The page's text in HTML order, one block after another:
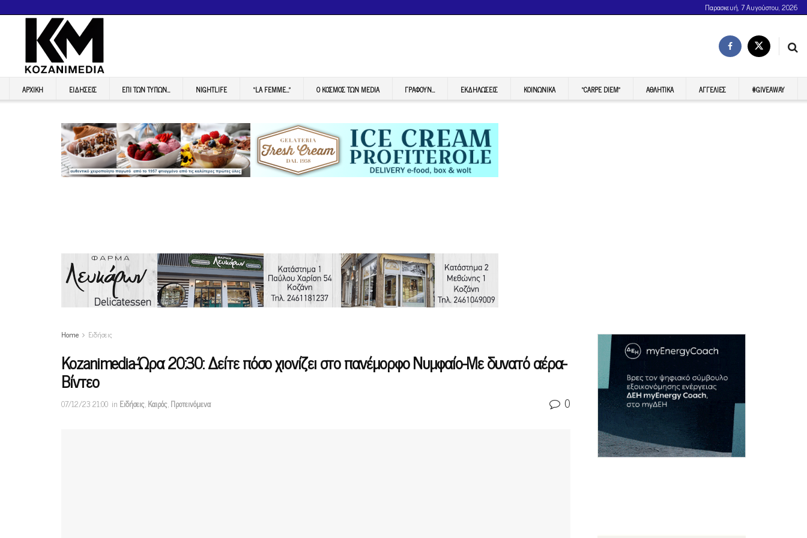
Παρασκευή, 7 Αυγούστου, 2026
ΑΡΧΙΚΉ ΕΙΔΉΣΕΙΣ ΕΠI ΤΩΝ ΤΥΠΩΝ… NIGHTLIFE “LA FEMME…” Ο ΚΟΣΜΟΣ ΤΩΝ MEDIA ΓΡΆΦΟΥΝ… ΕΚΔΗΛΏΣΕΙΣ ΚΟΙΝΩΝΙΚΆ “CARPE DIEM” ΑΘΛΗΤΙΚΆ ΑΓΓΕΛΊΕΣ #GIVEAWAY
Home Ειδήσεις
Kozanimedia-Ώρα 20:30: Δείτε πόσο χιονίζει στο πανέμορφο Νυμφαίο-Με δυνατό αέρα-
Βίντεο
07/12/23 21:00 in Ειδήσεις,Καιρός,Προτεινόμενα 0